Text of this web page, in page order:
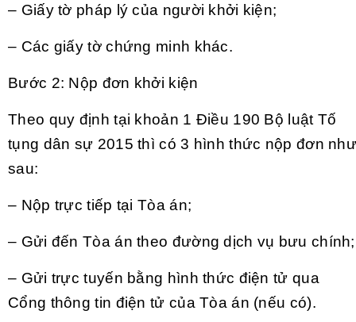
– Giấy tờ pháp lý của người khởi kiện;
– Các giấy tờ chứng minh khác.
Bước 2: Nộp đơn khởi kiện
Theo quy định tại khoản 1 Điều 190 Bộ luật Tố
tụng dân sự 2015 thì có 3 hình thức nộp đơn
sau:
– Nộp trực tiếp tại Tòa án;
– Gửi đến Tòa án theo đường dịch vụ bưu chính;
– Gửi trực tuyến bằng hình thức điện tử qua
Cổng thông tin điện tử của Tòa án (nếu có).